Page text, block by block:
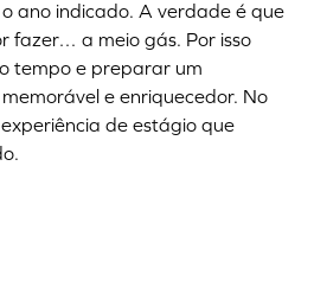
ano indicado. A verdade é que
fazer… a meio gás. Por isso
tempo e preparar um
e enriquecedor. No
de estágio que